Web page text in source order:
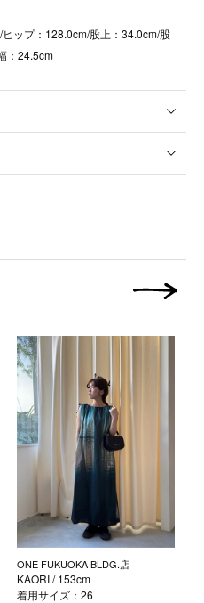
ップ：128.0cm/股上：34.0cm/股
：24.5cm
ONE FUKUOKA BLDG.店
KAORI/ 153cm
着用サイズ：26
次の画像